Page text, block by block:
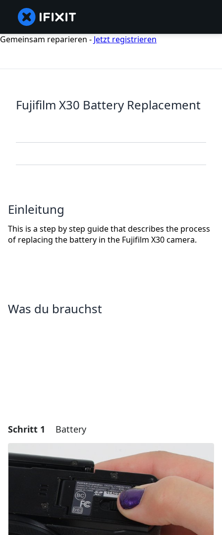
Gemeinsam reparieren - Jetzt registrieren
Fujifilm X30 Battery Replacement
Einleitung
This is a step by step guide that describes the process
of replacing the battery in the Fujifilm X30 camera.
Was du brauchst
Schritt 1 Battery